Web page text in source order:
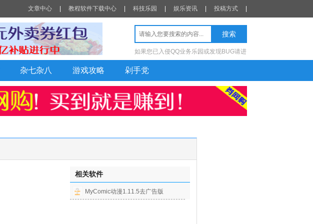
文章中心 教程软件下载中心 科技乐园 娱乐资讯 投稿方式
如果您已入侵QQ业务乐园或发现BUG请进
杂七杂八 游戏攻略 剁手党
相关软件
MyComic动漫1.11.5去广告版